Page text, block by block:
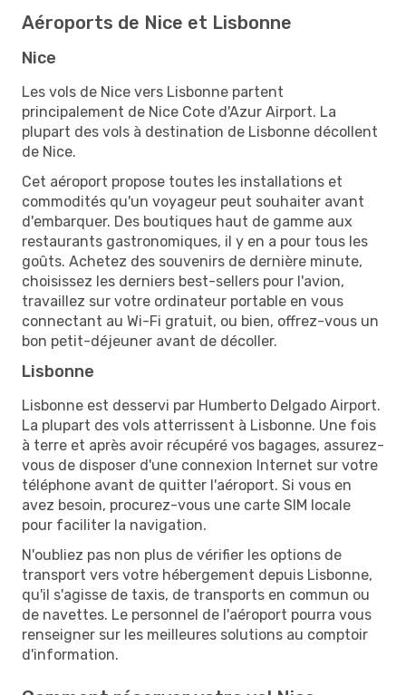
Aéroports de Nice et Lisbonne
Nice
Les vols de Nice vers Lisbonne partent
principalement de Nice Cote d'Azur Airport. La
plupart des vols à destination de Lisbonne décollent
de Nice.
Cet aéroport propose toutes les installations et
commodités qu'un voyageur peut souhaiter avant
d'embarquer. Des boutiques haut de gamme aux
restaurants gastronomiques, il y en a pour tous les
goûts. Achetez des souvenirs de dernière minute,
choisissez les derniers best-sellers pour l'avion,
travaillez sur votre ordinateur portable en vous
connectant au Wi-Fi gratuit, ou bien, offrez-vous un
bon petit-déjeuner avant de décoller.
Lisbonne
Lisbonne est desservi par Humberto Delgado Airport.
La plupart des vols atterrissent à Lisbonne. Une fois
à terre et après avoir récupéré vos bagages, assurez-
vous de disposer d'une connexion Internet sur votre
téléphone avant de quitter l'aéroport. Si vous en
avez besoin, procurez-vous une carte SIM locale
pour faciliter la navigation.
N'oubliez pas non plus de vérifier les options de
transport vers votre hébergement depuis Lisbonne,
qu'il s'agisse de taxis, de transports en commun ou
de navettes. Le personnel de l'aéroport pourra vous
renseigner sur les meilleures solutions au comptoir
d'information.